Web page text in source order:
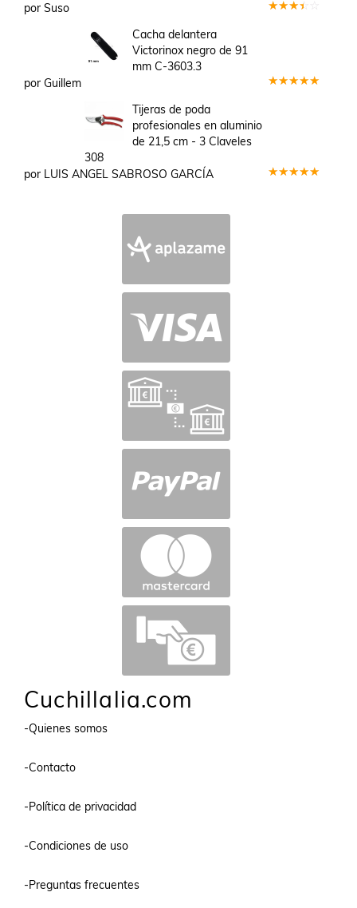
por Suso
Cacha delantera
Victorinox negro de 91
mm C-3603.3
por Guillem
Tijeras de poda
profesionales en aluminio
de 21,5 cm - 3 Claveles
308
por LUIS ANGEL SABROSO GARCÍA
Cuchillalia.com
-Quienes somos
-Contacto
-Política de privacidad
-Condiciones de uso
-Preguntas frecuentes